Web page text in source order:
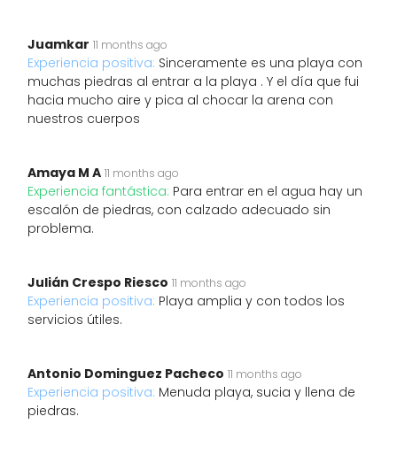
Juamkar 11 months ago
Experiencia positiva: Sinceramente es una playa con
muchas piedras al entrar a la playa . Y el día que fui
hacia mucho aire y pica al chocar la arena con
nuestros cuerpos
Amaya M A 11 months ago
Experiencia fantástica: Para entrar en el agua hay un
escalón de piedras, con calzado adecuado sin
problema.
Julián Crespo Riesco 11 months ago
Experiencia positiva: Playa amplia y con todos los
servicios útiles.
Antonio Dominguez Pacheco 11 months ago
Experiencia positiva: Menuda playa, sucia y llena de
piedras.